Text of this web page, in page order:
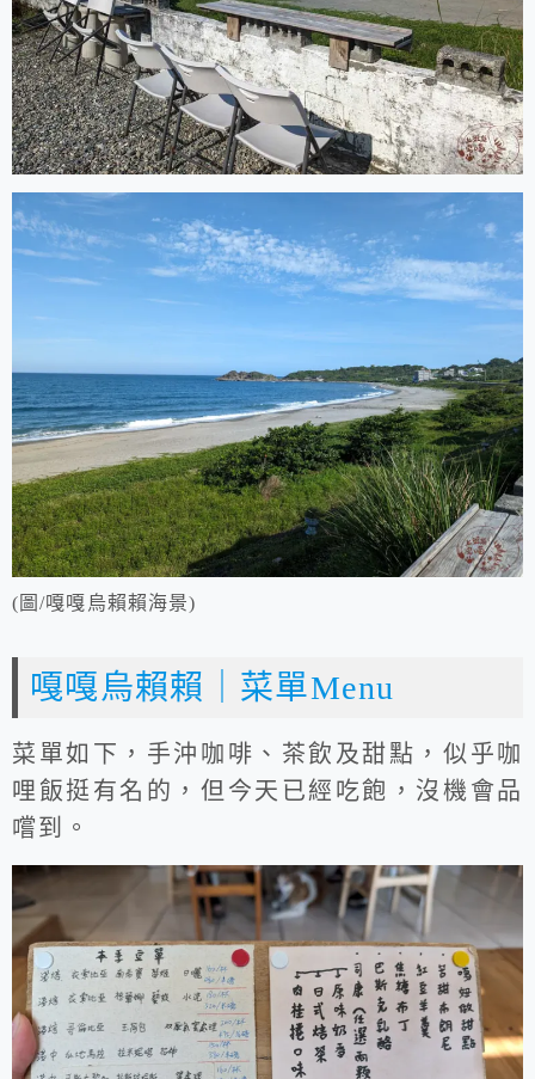
(圖/嘎嘎烏賴賴海景)
嘎嘎烏賴賴｜菜單Menu
菜單如下，手沖咖啡、茶飲及甜點，似乎咖
哩飯挺有名的，但今天已經吃飽，沒機會品
嚐到。